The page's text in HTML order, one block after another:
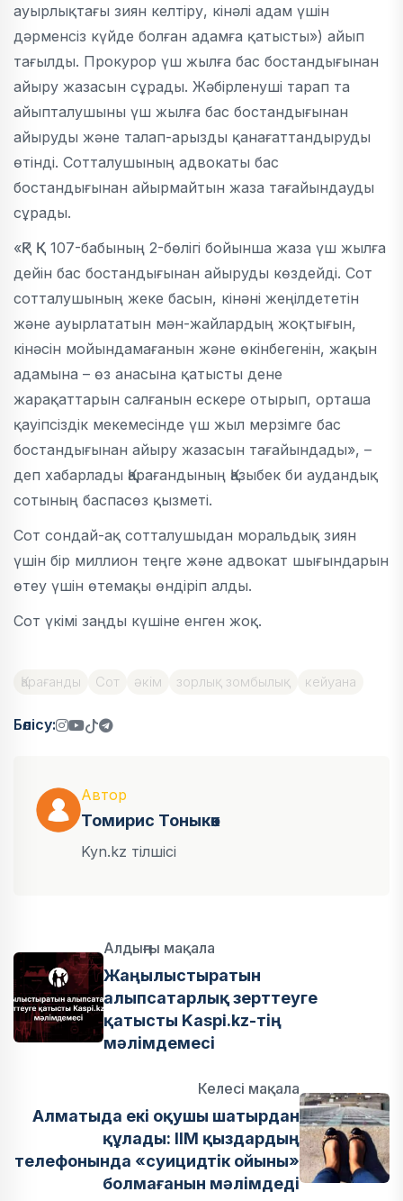
ауырлықтағы зиян келтіру, кінәлі адам үшін
дәрменсіз күйде болған адамға қатысты») айып
тағылды. Прокурор үш жылға бас бостандығынан
айыру жазасын сұрады. Жәбірленуші тарап та
айыпталушыны үш жылға бас бостандығынан
айыруды және талап-арызды қанағаттандыруды
өтінді. Сотталушының адвокаты бас
бостандығынан айырмайтын жаза тағайындауды
сұрады.
«ҚР ҚК 107-бабының 2-бөлігі бойынша жаза үш жылға
дейін бас бостандығынан айыруды көздейді. Сот
сотталушының жеке басын, кінәні жеңілдететін
және ауырлататын мән-жайлардың жоқтығын,
кінәсін мойындамағанын және өкінбегенін, жақын
адамына – өз анасына қатысты дене
жарақаттарын салғанын ескере отырып, орташа
қауіпсіздік мекемесінде үш жыл мерзімге бас
бостандығынан айыру жазасын тағайындады», –
деп хабарлады Қарағандының Қазыбек би аудандық
сотының баспасөз қызметі.
Сот сондай-ақ сотталушыдан моральдық зиян
үшін бір миллион теңге және адвокат шығындарын
өтеу үшін өтемақы өндіріп алды.
Сот үкімі заңды күшіне енген жоқ.
Қарағанды Сот әкім зорлық зомбылық кейуана
Бөлісу:
Автор
Томирис Тоныкөк
Kyn.kz тілшісі
Алдыңғы мақала
Жаңылыстыратын
алыпсатарлық зерттеуге
қатысты Kaspi.kz-тің
мәлімдемесі
Келесі мақала
Алматыда екі оқушы шатырдан
құлады: ІІМ қыздардың
телефонында «суицидтік ойыны»
болмағанын мәлімдеді